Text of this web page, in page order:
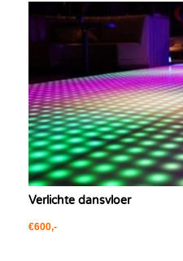
Verlichte dansvloer
€600,-